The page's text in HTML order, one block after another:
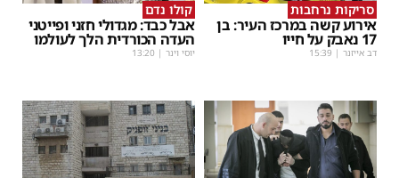
סריקות נרחבות
אירוע קשה במרכז העיר: בן
17 נאבק על חייו
דב אייזנר |
15:39
קולו נדם
אבל כבד: מגדולי חזני ופייטני
העדה הכורדית הלך לעולמו
יוסי וינר |
13:20